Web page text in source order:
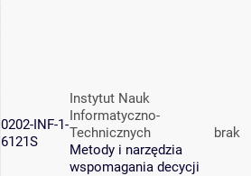
0202-INF-1-
6121S
Instytut Nauk
Informatyczno-
Technicznych
Metody i narzędzia
wspomagania decycji
brak